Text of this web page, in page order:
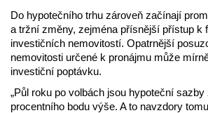
Do hypotečního trhu zároveň začínají
a tržní změny, zejména přísnější přístup k
investičních nemovitostí. Opatrnější
nemovitosti určené k pronájmu může
investiční poptávku.
„Půl roku po volbách jsou hypoteční sazby
procentního bodu výše. A to navzdory